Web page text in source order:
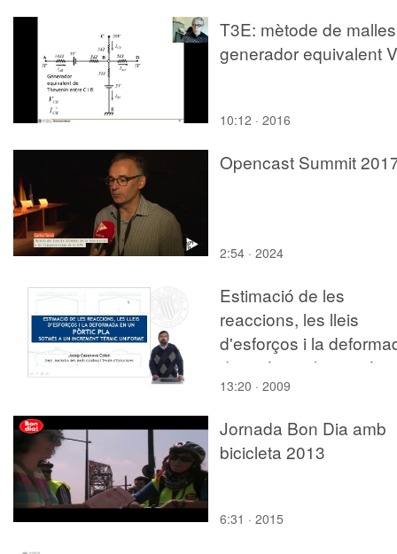
T3E: mètode de
generador equivalent V
10:12 · 2016
Opencast Summit
2:54 · 2024
Estimació de les
reaccions, les lleis
d'esforços i la
d'un pòrtic pla sotmès
un increment tèrmic
13:20 · 2009
Jornada Bon Dia amb
bicicleta 2013
6:31 · 2015